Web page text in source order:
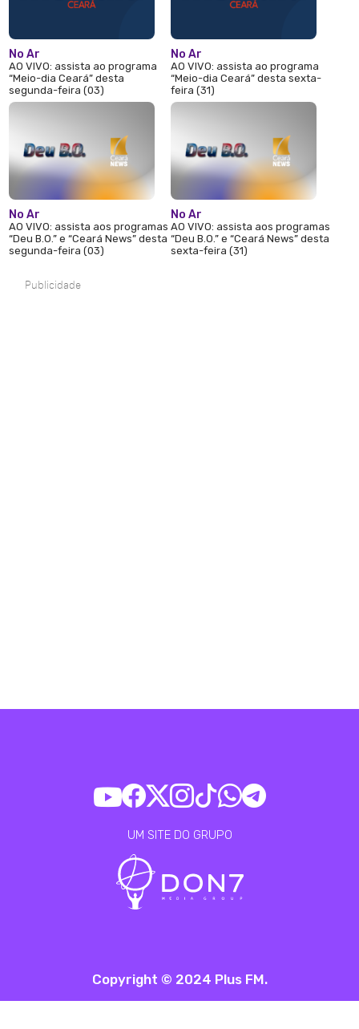
No Ar
AO VIVO: assista ao programa
“Meio-dia Ceará” desta
segunda-feira (03)
No Ar
AO VIVO: assista aos programas
“Deu B.O.” e “Ceará News” desta
segunda-feira (03)
No Ar
AO VIVO: assista ao programa
“Meio-dia Ceará” desta sexta-
feira (31)
No Ar
AO VIVO: assista aos programas
“Deu B.O.” e “Ceará News” desta
sexta-feira (31)
Publicidade
UM SITE DO GRUPO
Copyright © 2024 Plus FM.